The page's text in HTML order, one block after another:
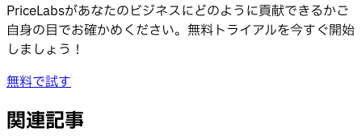
PriceLabsがあなたのビジネスにどのように貢献できるかご
自身の目でお確かめください。無料トライアルを今すぐ開始
しましょう！
無料で試す
関連記事